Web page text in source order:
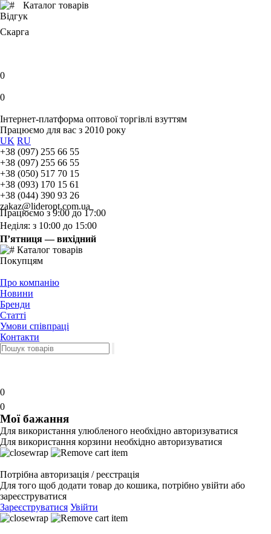
Каталог товарів
Відгук
Скарга
0
0
Інтернет-платформа оптової торгівлі взуттям
Працюємо для вас з 2010 року
UK RU
+38 (097) 255 66 55
+38 (097) 255 66 55
+38 (050) 517 70 15
+38 (093) 170 15 61
+38 (044) 390 93 26
zakaz@lideropt.com.ua
Працюємо з 9:00 до 17:00
Неділя: з 10:00 до 15:00
П’ятниця — вихідний
Каталог товарів
Покупцям
Про компанію
Новини
Бренди
Статті
Умови співпраці
Контакти
0
0
Мої бажання
Для використання улюбленого необхідно авторизуватися
Для використання корзини необхідно авторизуватися
Потрібна авторизація / реєстрація
Для того щоб додати товар до кошика, потрібно увійти або
зареєструватися
Зареєструватися Увійти